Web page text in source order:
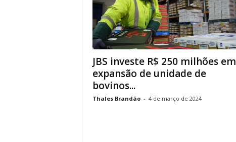
JBS investe R$ 250 milhões em
expansão de unidade de
bovinos...
Thales Brandão - 4 de março de 2024